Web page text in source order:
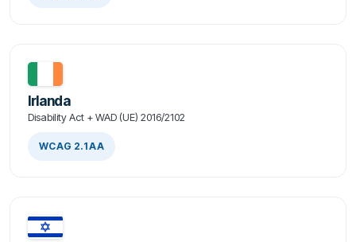
Irlanda
Disability Act + WAD (UE) 2016/2102
WCAG 2.1 AA